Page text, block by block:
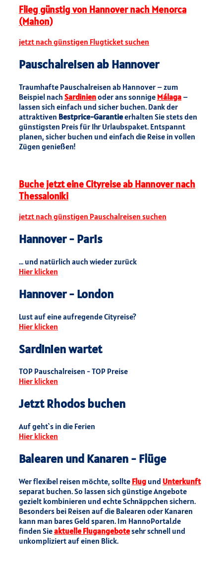
Flieg günstig von Hannover nach Menorca
(Mahon)
jetzt nach günstigen Flugticket suchen
Pauschalreisen ab Hannover
Traumhafte Pauschalreisen ab Hannover – zum
Beispiel nach Sardinienoder ans sonnige Málaga –
lassen sich einfach und sicher buchen. Dank der
attraktiven Bestprice-Garantieerhalten Sie stets den
günstigsten Preis für Ihr Urlaubspaket. Entspannt
planen, sicher buchen und einfach die Reise in vollen
Zügen genießen!
Buche jetzt eine Cityreise ab Hannover nach
Thessaloniki
jetzt nach günstigen Pauschalreisen suchen
Hannover - Paris
... und natürlich auch wieder zurück
Hier klicken
Hannover - London
Lust auf eine aufregende Cityreise?
Hier klicken
Sardinien wartet
TOP Pauschalreisen - TOP Preise
Hier klicken
Jetzt Rhodos buchen
Auf geht`s in die Ferien
Hier klicken
Balearen und Kanaren - Flüge
Wer flexibel reisen möchte, sollte Flug und Unterkunft
separat buchen. So lassen sich günstige Angebote
gezielt kombinieren und echte Schnäppchen sichern.
Besonders bei Reisen auf die Balearen oder Kanaren
kann man bares Geld sparen. Im HannoPortal.de
finden Sieaktuelle Flugangebotesehr schnell und
unkompliziert auf einen Blick.